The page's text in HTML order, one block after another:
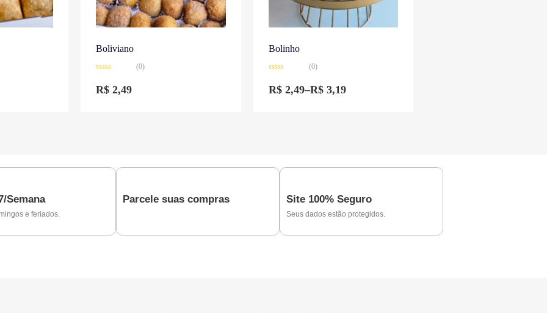
Boliviano
0
de
(0)
R$ 2,49
Bolinho
0
de
(0)
R$2,49–R$3,19
Semana
e feriados.
Parcele suas compras Site 100% Seguro
Seus dados estão protegidos.